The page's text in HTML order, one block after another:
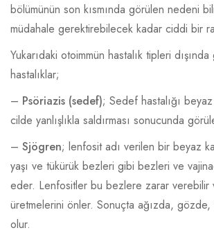
bölümünün son kısmında görülen nedeni
müdahale gerektirebilecek kadar ciddi bir
Yukarıdaki otoimmün hastalık tipleri
hastalıklar;
– Psöriazis (sedef); Sedef hastalığı
cilde yanlışlıkla saldırması sonucunda
– Sjögren; lenfosit adı verilen bir beyaz
yaşı ve tükürük bezleri gibi bezleri ve
eder. Lenfositler bu bezlere zarar verebilir
üretmelerini önler. Sonuçta ağızda, gözde,
olur.